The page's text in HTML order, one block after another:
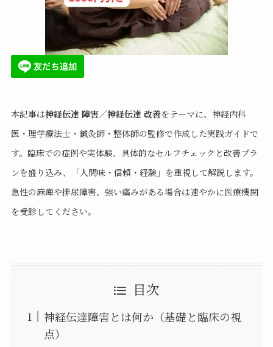
本記事は神経伝達 障害／神経伝達 改善をテーマに、神経内科
医・理学療法士・鍼灸師・整体師の監修で作成した実践ガイドで
す。臨床での症例や実体験、具体的なセルフチェックと改善プラ
ンを盛り込み、「人間味・信頼・経験」を重視して解説します。
急性の麻痺や排尿障害、強い痛みがある場合は速やかに医療機関
を受診してください。
目次
神経伝達障害とは何か（基礎と臨床の視
点）